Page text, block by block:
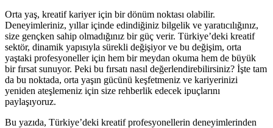
Orta yaş, kreatif kariyer için bir dönüm noktası olabilir.
Deneyimleriniz, yıllar içinde edindiğiniz bilgelik ve yaratıcılığınız,
size gençken sahip olmadığınız bir güç verir. Türkiye’deki kreatif
sektör, dinamik yapısıyla sürekli değişiyor ve bu değişim, orta
yaştaki profesyoneller için hem bir meydan okuma hem de büyük
bir fırsat sunuyor. Peki bu fırsatı nasıl değerlendirebilirsiniz? İşte tam
da bu noktada, orta yaşın gücünü keşfetmeniz ve kariyerinizi
yeniden ateşlemeniz için size rehberlik edecek ipuçlarını
paylaşıyoruz.
Bu yazıda, Türkiye’deki kreatif profesyonellerin deneyimlerinden